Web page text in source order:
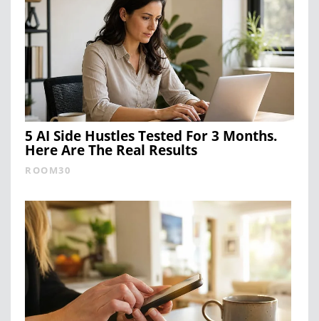
5 AI Side Hustles Tested For 3 Months.
Here Are The Real Results
ROOM30